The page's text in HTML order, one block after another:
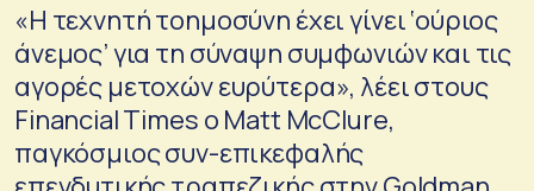
«Η τεχνητή τοημοσύνη έχει γίνει ‘ούριος
άνεμος’ για τη σύναψη συμφωνιών και τις
αγορές μετοχών ευρύτερα», λέει στους
Financial Times ο Matt McClure,
παγκόσμιος συν-επικεφαλής